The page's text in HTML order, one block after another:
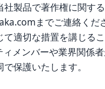
製品で著作権に関す
までご連絡くだ
適切な措置を講じる
メンバーや業界関係
保護いたします。